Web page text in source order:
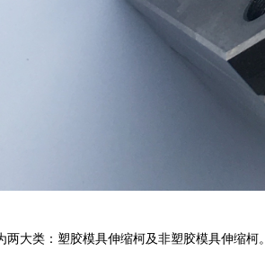
大类：塑胶模具伸缩柯及非塑胶模具伸缩柯。